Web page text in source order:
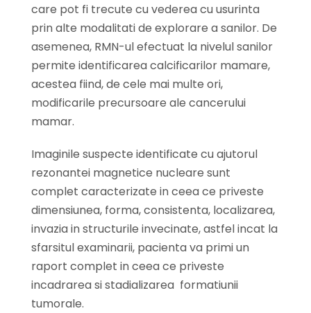
care pot fi trecute cu vederea cu usurinta
prin alte modalitati de explorare a sanilor. De
asemenea, RMN-ul efectuat la nivelul sanilor
permite identificarea calcificarilor mamare,
acestea fiind, de cele mai multe ori,
modificarile precursoare ale cancerului
mamar.
Imaginile suspecte identificate cu ajutorul
rezonantei magnetice nucleare sunt
complet caracterizate in ceea ce priveste
dimensiunea, forma, consistenta, localizarea,
invazia in structurile invecinate, astfel incat la
sfarsitul examinarii, pacienta va primi un
raport complet in ceea ce priveste
incadrarea si stadializarea formatiunii
tumorale.